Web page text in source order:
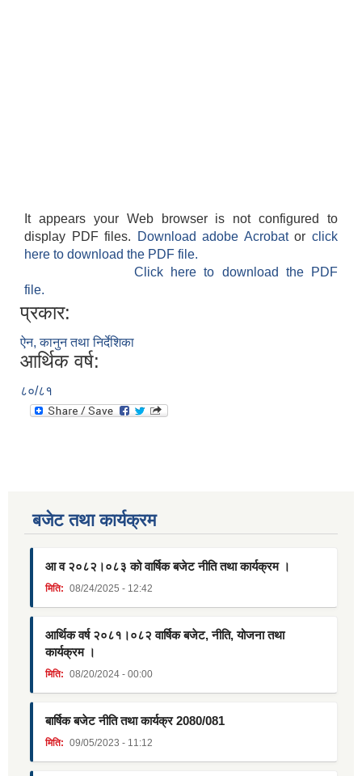
It appears your Web browser is not configured to
display PDF files.
Download adobe Acrobatorclick
here to download the PDF file.
Click here to download the PDF
file.
प्रकार:
ऐन, कानुन तथा निर्देशिका
आर्थिक वर्ष:
८०/८१
बजेट तथा कार्यक्रम
आ व २०८२।०८३ को वार्षिक बजेट नीति तथा कार्यक्रम ।
मिति: 08/24/2025 - 12:42
आर्थिक वर्ष २०८१।०८२ वार्षिक बजेट, नीति, योजना तथा
कार्यक्रम ।
मिति: 08/20/2024 - 00:00
बार्षिक बजेट नीति तथा कार्यक्र 2080/081
मिति: 09/05/2023 - 11:12